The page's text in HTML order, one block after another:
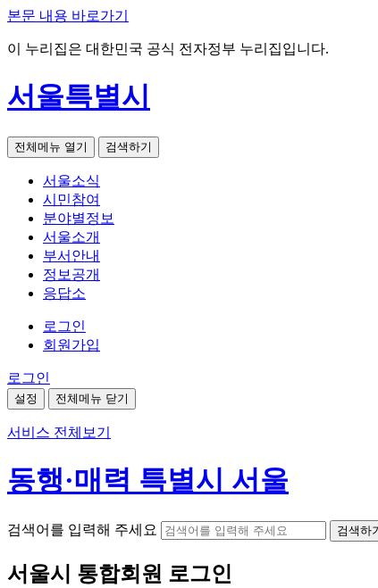
본문 내용 바로가기
이 누리집은 대한민국 공식 전자정부 누리집입니다.
서울특별시
전체메뉴 열기 검색하기
서울소식
시민참여
분야별정보
서울소개
부서안내
정보공개
응답소
로그인
회원가입
로그인
설정 전체메뉴 닫기
서비스 전체보기
동행·매력 특별시 서울
검색어를 입력해 주세요 검색하
서울시 통합회원 로그인